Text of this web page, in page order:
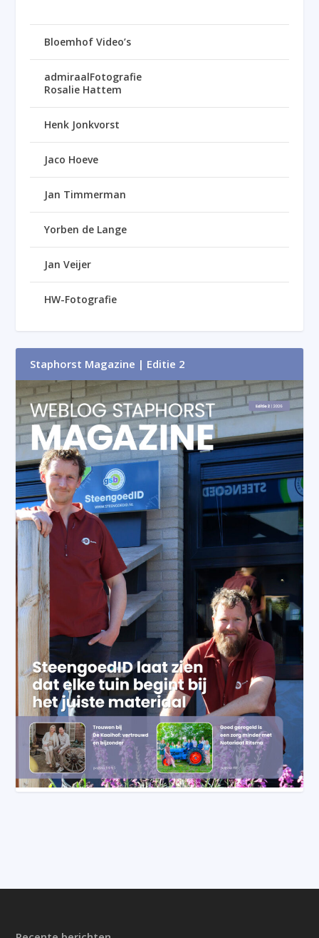
Bloemhof Video’s
admiraalFotografie
Rosalie Hattem
Henk Jonkvorst
Jaco Hoeve
Jan Timmerman
Yorben de Lange
Jan Veijer
HW-Fotografie
Staphorst Magazine | Editie 2